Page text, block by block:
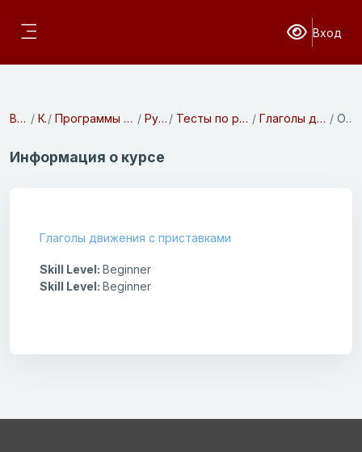
Версия для
Вход
В начало Курсы Программы предвузовской подготовки Русский язык Тесты по русскому языку 2 семестр Глаголы движения с приставками Описание
Информация о курсе
Глаголы движения с приставками
Skill Level: Beginner
Skill Level: Beginner